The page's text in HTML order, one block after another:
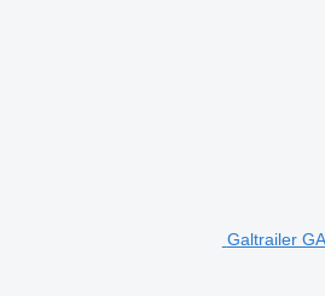
Galtrailer